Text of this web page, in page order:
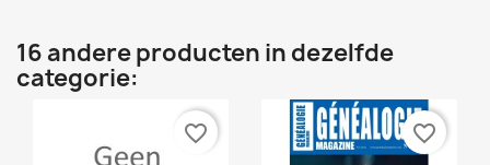
16 andere producten in dezelfde
categorie:
favorite_border favorite_border